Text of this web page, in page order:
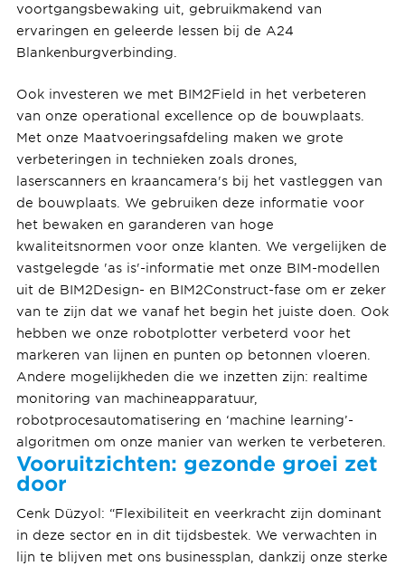
voortgangsbewaking uit, gebruikmakend van
ervaringen en geleerde lessen bij de A24
Blankenburgverbinding.
Ook investeren we met BIM2Field in het verbeteren
van onze operational excellence op de bouwplaats.
Met onze Maatvoeringsafdeling maken we grote
verbeteringen in technieken zoals drones,
laserscanners en kraancamera's bij het vastleggen van
de bouwplaats. We gebruiken deze informatie voor
het bewaken en garanderen van hoge
kwaliteitsnormen voor onze klanten. We vergelijken de
vastgelegde 'as is'-informatie met onze BIM-modellen
uit de BIM2Design- en BIM2Construct-fase om er zeker
van te zijn dat we vanaf het begin het juiste doen. Ook
hebben we onze robotplotter verbeterd voor het
markeren van lijnen en punten op betonnen vloeren.
Andere mogelijkheden die we inzetten zijn: realtime
monitoring van machineapparatuur,
robotprocesautomatisering en ‘machine learning’-
algoritmen om onze manier van werken te verbeteren.
Vooruitzichten: gezonde groei zet
door
Cenk Düzyol: “Flexibiliteit en veerkracht zijn dominant
in deze sector en in dit tijdsbestek. We verwachten in
lijn te blijven met ons businessplan, dankzij onze sterke